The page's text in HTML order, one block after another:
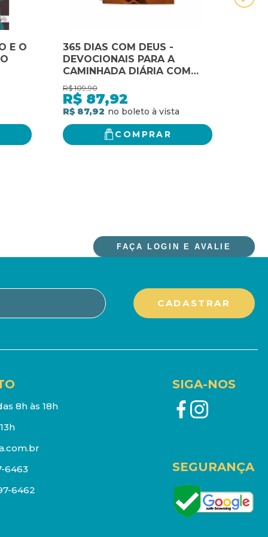
E O
365 DIAS COM DEUS -
DEVOCIONAIS PARA A
CAMINHADA DIÁRIA COM
DEUS - VOL. V
R$ 109,90
R$ 87,92
R$ 87,92
COMPRAR
FAÇA LOGIN E AVALIE
8h às 18h
6463
6462
SIGA-NOS
SEGURANÇA